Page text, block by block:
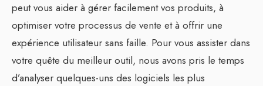
peut vous aider à gérer facilement vos produits, à
optimiser votre processus de vente et à offrir une
expérience utilisateur sans faille. Pour vous assister dans
votre quête du meilleur outil, nous avons pris le temps
d’analyser quelques-uns des logiciels les plus